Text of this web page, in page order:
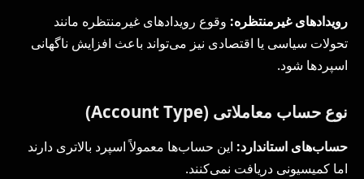
رویدادهای غیرمنتظره: وقوع رویدادهای غیرمنتظره مانند
تحولات سیاسی یا اقتصادی نیز می‌تواند باعث افزایش ناگهانی
اسپردها شود.
نوع حساب معاملاتی (Account Type)
حساب‌های استاندارد: این حساب‌ها معمولاً اسپرد بالاتری دارند
اما کمیسیونی دریافت نمی‌کنند.